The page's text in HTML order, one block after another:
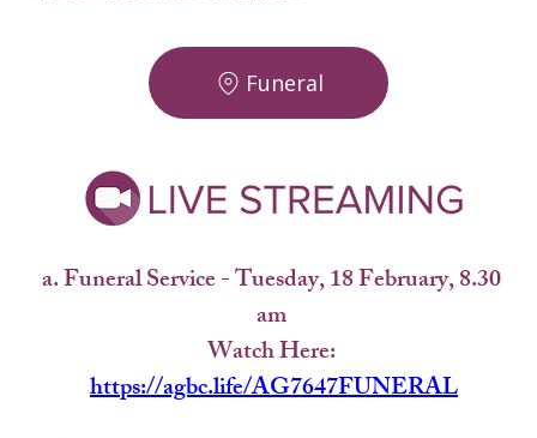
Funeral
a. Funeral Service - Tuesday, 18 February, 8.30
am
Watch Here:
https://agbc.life/AG7647FUNERAL